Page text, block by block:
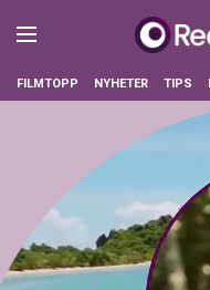
FILMTOPP NYHETER TIPS